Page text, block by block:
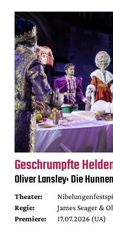
Geschrumpfte
Oliver Lansley: Die
Theater:
Regie:
James Seager &
Premiere:
17.07.2026 (UA)